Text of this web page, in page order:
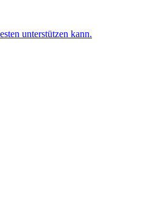
unterstützen kann.